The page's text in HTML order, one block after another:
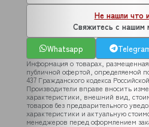
Не нашли что
Свяжитесь с нашим
Whatsapp
Информация о товарах, размещенная
публичной офертой, определяемой
437 Гражданского кодекса
Производители вправе вносить
характеристики, внешний вид,
товаров без предварительного
характеристики и актуальную
менеджеров перед оформлением